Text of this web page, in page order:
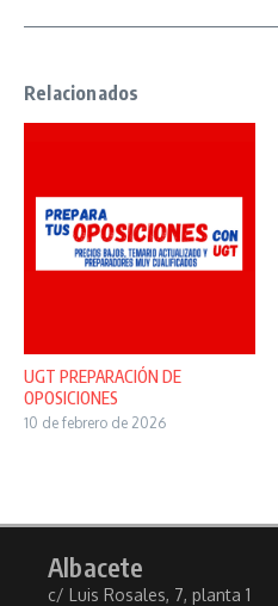
Relacionados
UGT PREPARACIÓN DE
OPOSICIONES
10 de febrero de 2026
Albacete
c/ Luis Rosales, 7, planta 1